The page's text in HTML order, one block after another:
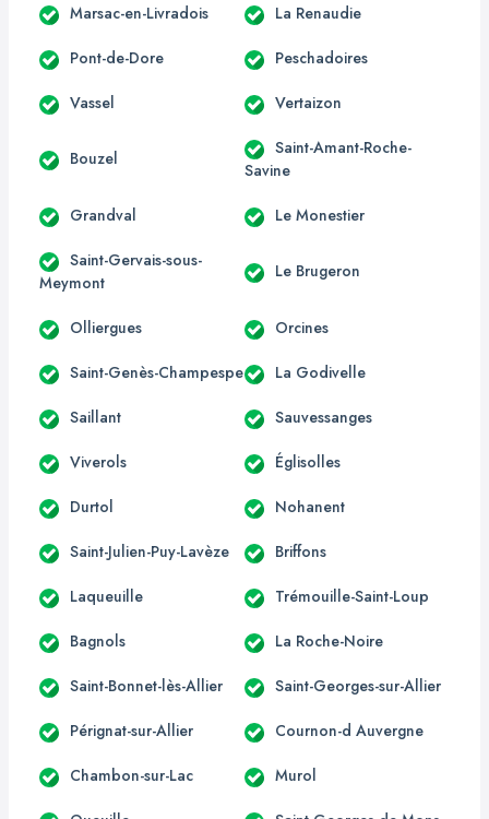
Marsac-en-Livradois La Renaudie
Pont-de-Dore Peschadoires
Vassel Vertaizon
Bouzel
Saint-Amant-Roche-
Savine
Grandval Le Monestier
Saint-Gervais-sous-
Meymont
Le Brugeron
Olliergues Orcines
Saint-Genès-Champespe La Godivelle
Saillant Sauvessanges
Viverols Églisolles
Durtol Nohanent
Saint-Julien-Puy-Lavèze Briffons
Laqueuille Trémouille-Saint-Loup
Bagnols La Roche-Noire
Saint-Bonnet-lès-Allier Saint-Georges-sur-Allier
Pérignat-sur-Allier Cournon-d Auvergne
Chambon-sur-Lac Murol